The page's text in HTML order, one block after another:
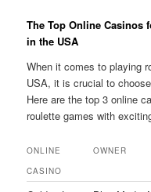
The Top Online Casinos
in the USA
When it comes to playing
USA, it is crucial to
Here are the top 3 online
roulette games with
ONLINE
CASINO
OWNER